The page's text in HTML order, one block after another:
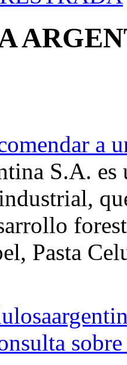
a
S.A. es
Pasta